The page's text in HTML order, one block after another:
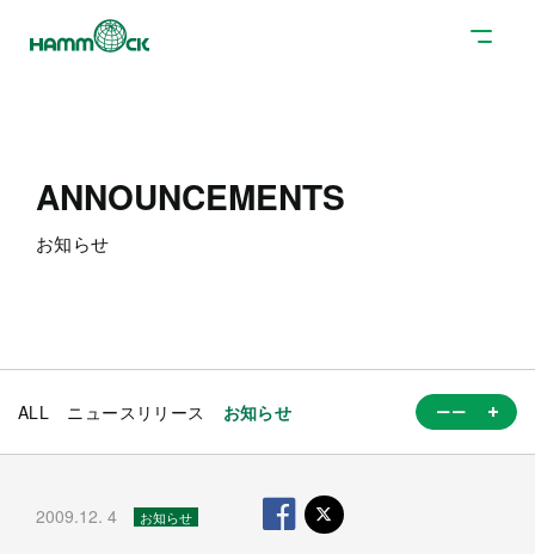
ANNOUNCEMENTS
お知らせ
2009.12. 4 お知らせ
ALL ニュースリリース お知らせ